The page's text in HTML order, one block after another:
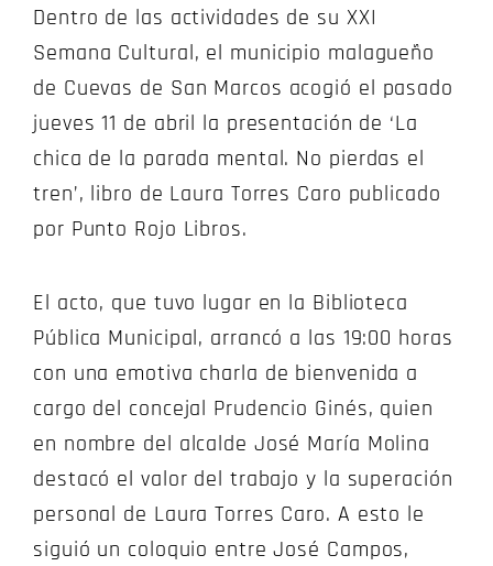
Dentro de las actividades de su XXI
Semana Cultural, el municipio malagueño
de Cuevas de San Marcos acogió el pasado
jueves 11 de abril la presentación de ‘La
chica de la parada mental. No pierdas el
tren’, libro de Laura Torres Caro publicado
por Punto Rojo Libros.
El acto, que tuvo lugar en la Biblioteca
Pública Municipal, arrancó a las 19:00 horas
con una emotiva charla de bienvenida a
cargo del concejal Prudencio Ginés, quien
en nombre del alcalde José María Molina
destacó el valor del trabajo y la superación
personal de Laura Torres Caro. A esto le
siguió un coloquio entre José Campos,